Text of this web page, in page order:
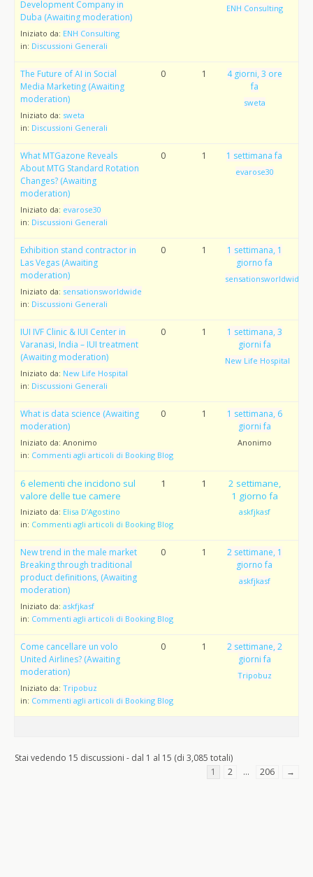
Development Company in
Duba (Awaiting moderation)
Iniziato da: ENH Consulting
in: Discussioni Generali
ENH Consulting
The Future of AI in Social
Media Marketing (Awaiting
moderation)
Iniziato da: sweta
in: Discussioni Generali
0 1
4 giorni, 3 ore
fa
sweta
What MTGazone Reveals
About MTG Standard Rotation
Changes? (Awaiting
moderation)
Iniziato da: evarose30
in: Discussioni Generali
0 1 1 settimana fa
evarose30
Exhibition stand contractor in
Las Vegas (Awaiting
moderation)
Iniziato da: sensationsworldwide
in: Discussioni Generali
0 1
1 settimana, 1
giorno fa
sensationsworldwide
IUI IVF Clinic & IUI Center in
Varanasi, India – IUI treatment
(Awaiting moderation)
Iniziato da: New Life Hospital
in: Discussioni Generali
0 1
1 settimana, 3
giorni fa
New Life Hospital
What is data science (Awaiting
moderation)
Iniziato da: Anonimo
in: Commenti agli articoli di Booking Blog
0 1
1 settimana, 6
giorni fa
Anonimo
6 elementi che incidono sul
valore delle tue camere
Iniziato da: Elisa D’Agostino
in: Commenti agli articoli di Booking Blog
1 1
2 settimane,
1 giorno fa
askfjkasf
New trend in the male market
Breaking through traditional
product definitions, (Awaiting
moderation)
Iniziato da: askfjkasf
in: Commenti agli articoli di Booking Blog
0 1
2 settimane, 1
giorno fa
askfjkasf
Come cancellare un volo
United Airlines? (Awaiting
moderation)
Iniziato da: Tripobuz
in: Commenti agli articoli di Booking Blog
0 1
2 settimane, 2
giorni fa
Tripobuz
Stai vedendo 15 discussioni - dal 1 al 15 (di 3,085 totali)
1
2 … 206 →